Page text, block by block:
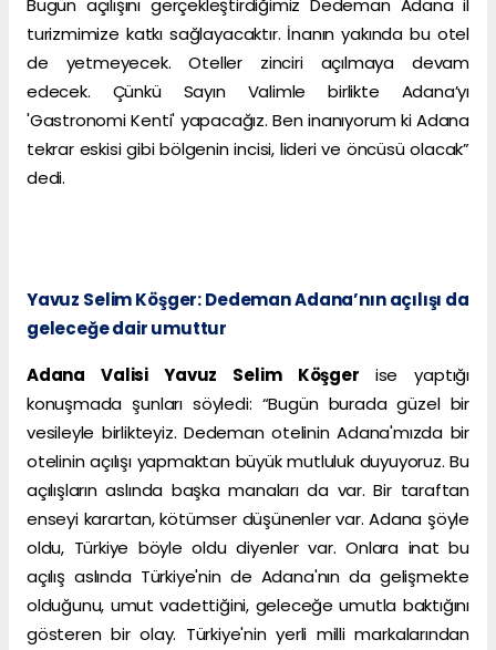
Bugün açılışını gerçekleştirdiğimiz Dedeman Adana il
turizmimize katkı sağlayacaktır. İnanın yakında bu otel
de yetmeyecek. Oteller zinciri açılmaya devam
edecek. Çünkü Sayın Valimle birlikte Adana’yı
'Gastronomi Kenti' yapacağız. Ben inanıyorum ki Adana
tekrar eskisi gibi bölgenin incisi, lideri ve öncüsü olacak”
dedi.
Yavuz Selim Köşger: Dedeman Adana’nın açılışı da
geleceğe dair umuttur
Adana Valisi Yavuz Selim Köşger ise yaptığı
konuşmada şunları söyledi: “Bugün burada güzel bir
vesileyle birlikteyiz. Dedeman otelinin Adana'mızda bir
otelinin açılışı yapmaktan büyük mutluluk duyuyoruz. Bu
açılışların aslında başka manaları da var. Bir taraftan
enseyi karartan, kötümser düşünenler var. Adana şöyle
oldu, Türkiye böyle oldu diyenler var. Onlara inat bu
açılış aslında Türkiye'nin de Adana'nın da gelişmekte
olduğunu, umut vadettiğini, geleceğe umutla baktığını
gösteren bir olay. Türkiye'nin yerli milli markalarından